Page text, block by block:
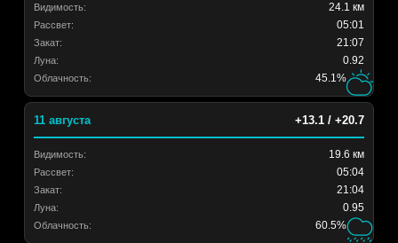
Видимость: 24.1 км
Рассвет: 05:01
Закат: 21:07
Луна: 0.92
Облачность: 45.1%
11 августа +13.1 / +20.7
Видимость: 19.6 км
Рассвет: 05:04
Закат: 21:04
Луна: 0.95
Облачность: 60.5%